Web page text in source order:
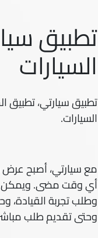
تطبيق
السيارات
تطبيق سيارتي،
السيارات.
مع سيارتي، أصبح
أي وقت مضى. ويمكن
وطلب تجربة القيادة،
وحتى تقديم طلب